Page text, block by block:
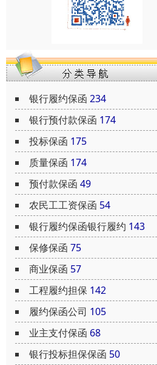
银行履约保函 234
银行预付款保函 174
投标保函 175
质量保函 174
预付款保函 49
农民工工资保函 54
银行履约保函银行履约 143
保修保函 75
商业保函 57
工程履约担保 142
履约保函公司 105
业主支付保函 68
银行投标担保保函 50